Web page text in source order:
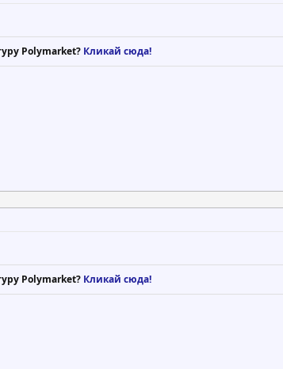
Polymarket? Кликай сюда!
Polymarket? Кликай сюда!